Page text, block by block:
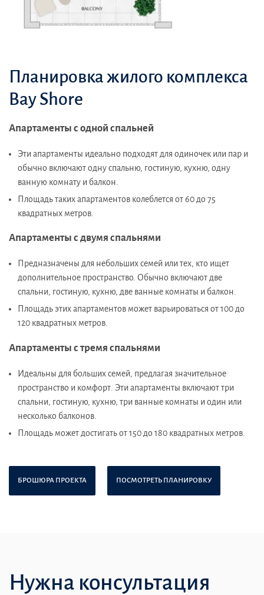
Планировка жилого комплекса
Bay Shore
Апартаменты с одной спальней
Эти апартаменты идеально подходят для одиночек или пар и
обычно включают одну спальню, гостиную, кухню, одну
ванную комнату и балкон.
Площадь таких апартаментов колеблется от 60 до 75
квадратных метров.
Апартаменты с двумя спальнями
Предназначены для небольших семей или тех, кто ищет
дополнительное пространство. Обычно включают две
спальни, гостиную, кухню, две ванные комнаты и балкон.
Площадь этих апартаментов может варьироваться от 100 до
120 квадратных метров.
Апартаменты с тремя спальнями
Идеальны для больших семей, предлагая значительное
пространство и комфорт. Эти апартаменты включают три
спальни, гостиную, кухню, три ванные комнаты и один или
несколько балконов.
Площадь может достигать от 150 до 180 квадратных метров.
БРОШЮРА ПРОЕКТА ПОСМОТРЕТЬ ПЛАНИРОВКУ
Нужна консультация